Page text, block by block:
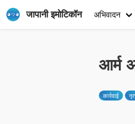
जापानी इमोटिकॉन अभिवादन
आर्म
कार्रवाई